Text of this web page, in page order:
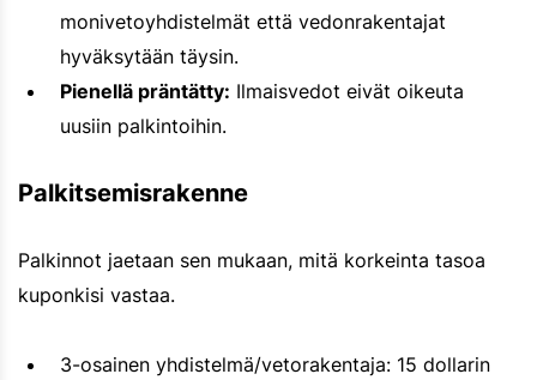
monivetoyhdistelmät että vedonrakentajat
hyväksytään täysin.
Pienellä präntätty: Ilmaisvedot eivät oikeuta
uusiin palkintoihin.
Palkitsemisrakenne
Palkinnot jaetaan sen mukaan, mitä korkeinta tasoa
kuponkisi vastaa.
3-osainen yhdistelmä/vetorakentaja: 15 dollarin